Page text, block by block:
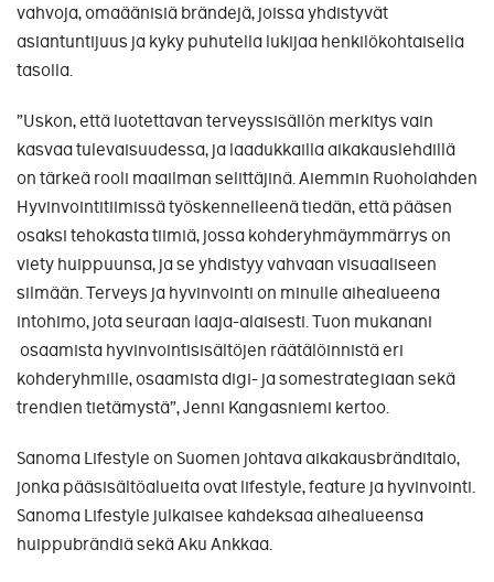
vahvoja, omaäänisiä brändejä, joissa yhdistyvät
asiantuntijuus ja kyky puhutella lukijaa henkilökohtaisella
tasolla.
”Uskon, että luotettavan terveyssisällön merkitys vain
kasvaa tulevaisuudessa, ja laadukkailla aikakauslehdillä
on tärkeä rooli maailman selittäjinä. Aiemmin Ruoholahden
Hyvinvointitiimissä työskennelleenä tiedän, että pääsen
osaksi tehokasta tiimiä, jossa kohderyhmäymmärrys on
viety huippuunsa, ja se yhdistyy vahvaan visuaaliseen
silmään. Terveys ja hyvinvointi on minulle aihealueena
intohimo, jota seuraan laaja-alaisesti. Tuon mukanani
osaamista hyvinvointisisältöjen räätälöinnistä eri
kohderyhmille, osaamista digi- ja somestrategiaan sekä
trendien tietämystä”, Jenni Kangasniemi kertoo.
Sanoma Lifestyle on Suomen johtava aikakausbränditalo,
jonka pääsisältöalueita ovat lifestyle, feature ja hyvinvointi.
Sanoma Lifestyle julkaisee kahdeksaa aihealueensa
huippubrändiä sekä Aku Ankkaa.